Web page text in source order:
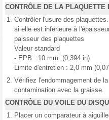
CONTRÔLE DE LA PLAQUETTE
1. Contrôler l'usure des
si elle est inférieure à
paisseur des plaquettes
Valeur standard
- EPB : 10 mm. (0,394 in)
Limite d'entretien : 2,0 mm
2. Vérifiez l'endommagement de
contamination avec la graisse.
CONTRÔLE DU VOILE DU
1. Placer un comparateur à